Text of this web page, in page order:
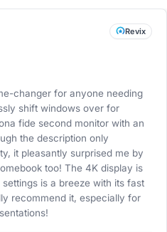
Revix
changer for anyone needing
shift windows over for
fide second monitor with an
the description only
it pleasantly surprised me by
too! The 4K display is
is a breeze with its fast
recommend it, especially for